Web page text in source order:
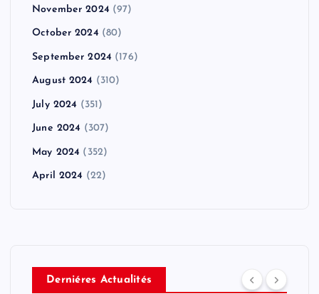
November 2024 (97)
October 2024 (80)
September 2024 (176)
August 2024 (310)
July 2024 (351)
June 2024 (307)
May 2024 (352)
April 2024 (22)
Derniéres Actualités